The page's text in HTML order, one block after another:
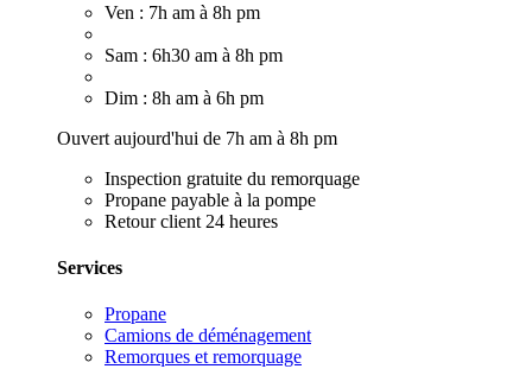
Ven : 7h am à 8h pm
Sam : 6h30 am à 8h pm
Dim : 8h am à 6h pm
Ouvert aujourd'hui de 7h am à 8h pm
Inspection gratuite du remorquage
Propane payable à la pompe
Retour client 24 heures
Services
Propane
Camions de déménagement
Remorques et remorquage